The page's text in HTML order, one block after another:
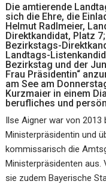
Die amtierende
sich die Ehre, die
Helmut Radlmeier,
Direktkandidat, Platz
Bezirkstags-
Landtags-
Bezirkstag und der
Frau Präsidentin“
am See am
Kurzmaier in einem
berufliches und
Ilse Aigner war von
Ministerpräsidentin und
kommissarisch die
Ministerpräsidenten aus.
sie zudem Bayerische